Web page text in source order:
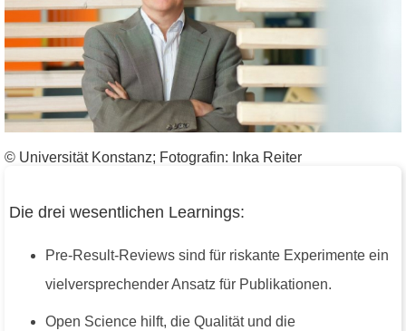
© Universität Konstanz; Fotografin: Inka Reiter
Die drei wesentlichen Learnings:
Pre-Result-Reviews sind für riskante Experimente ein
vielversprechender Ansatz für Publikationen.
Open Science hilft, die Qualität und die